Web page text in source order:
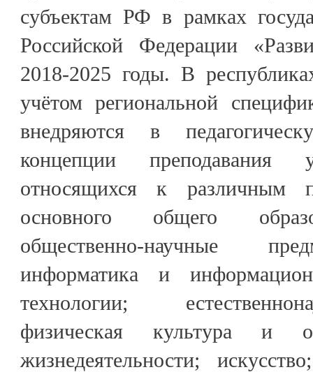
субъектам РФ в рамках
Российской Федерации
2018-2025 годы. В
учётом региональной
внедряются в
концепции преподавания
относящихся к различным
основного общего
общественно-научные
информатика и
технологии;
физическая культура и
жизнедеятельности;